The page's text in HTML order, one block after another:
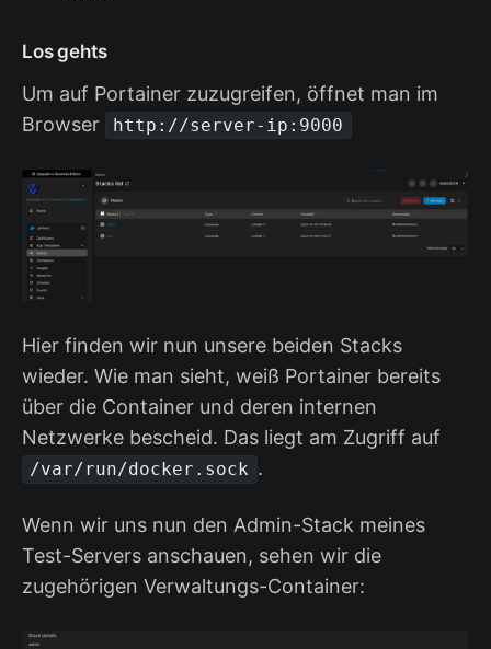
Los gehts
Um auf Portainer zuzugreifen, öffnet man im
Browser
http://server-ip:9000
Hier finden wir nun unsere beiden Stacks
wieder. Wie man sieht, weiß Portainer bereits
über die Container und deren internen
Netzwerke bescheid. Das liegt am Zugriff auf
/var/run/docker.sock .
Wenn wir uns nun den Admin-Stack meines
Test-Servers anschauen, sehen wir die
zugehörigen Verwaltungs-Container: